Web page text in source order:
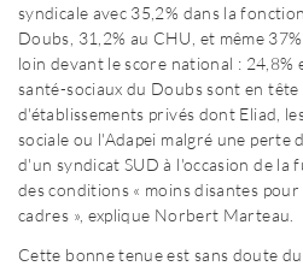
syndicale avec 35,2% dans la
Doubs, 31,2% au CHU, et même
loin devant le score national : 24,8%
santé-sociaux du Doubs sont en tête
d'établissements privés dont Eliad,
sociale ou l'Adapei malgré une perte
d'un syndicat SUD à l'occasion de la
des conditions « moins disantes pour
cadres », explique Norbert Marteau.
Cette bonne tenue est sans doute